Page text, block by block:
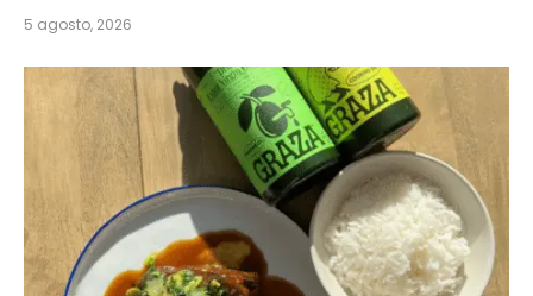
5 agosto, 2026